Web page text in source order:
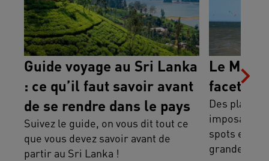
Guide voyage au Sri Lanka
: ce qu’il faut savoir avant
de se rendre dans le pays
Suivez le guide, on vous dit tout ce
que vous devez savoir avant de
partir au Sri Lanka !
Le
facettes
Des plages
spots
grande